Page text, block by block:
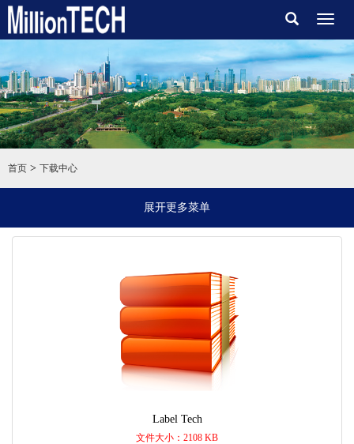
首页 > 下载中心
展开更多菜单
Label Tech
文件大小：2108 KB